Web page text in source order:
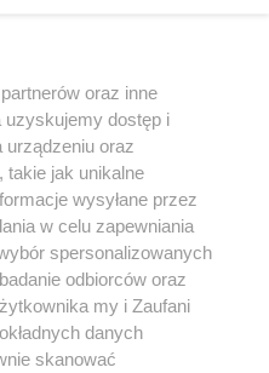
może być powielany i
w jakikolwiek sposób (w
na jakimkolwiek polu
z umieszczaniem w Internecie
użycie lub
części z naruszeniem prawa, tzn.
groźbą kary i może być ścigane
oraz inne
uzyskujemy dostęp i
urządzeniu oraz
takie jak unikalne
wysyłane przez
w celu zapewniania
spersonalizowanych
odbiorców oraz
my i Zaufani
danych
skanować